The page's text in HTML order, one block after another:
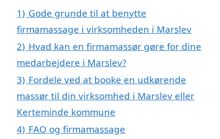
1) Gode grunde til at benytte
firmamassage i virksomheden i Marslev
2) Hvad kan en firmamassør gøre for dine
medarbejdere i Marslev?
3) Fordele ved at booke en udkørende
massør til din virksomhed i Marslev eller
Kerteminde kommune
4) FAQ og firmamassage